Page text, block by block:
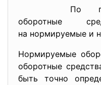
По
оборотные
на нормируемые и
Нормируемые
оборотные
быть точно